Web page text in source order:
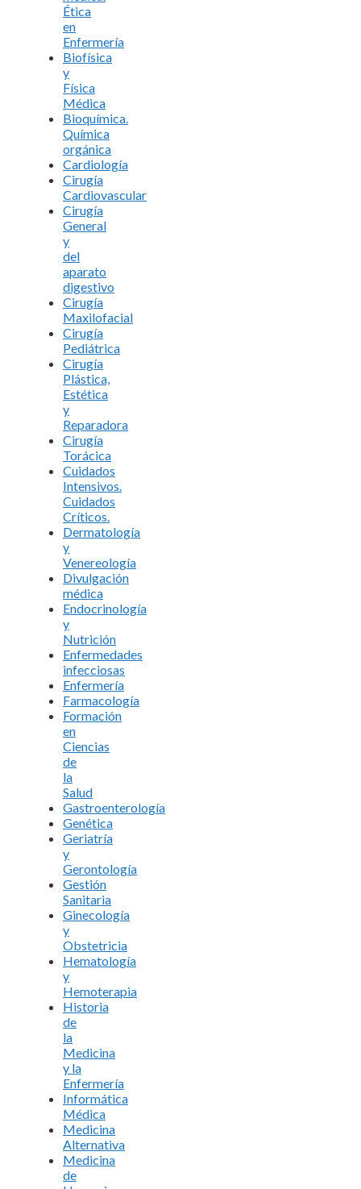
Ética
en
Enfermería
Biofísica
y
Física
Médica
Bioquímica.
Química
orgánica
Cardiología
Cirugía
Cardiovascular
Cirugía
General
y
del
aparato
digestivo
Cirugía
Maxilofacial
Cirugía
Pediátrica
Cirugía
Plástica,
Estética
y
Reparadora
Cirugía
Torácica
Cuidados
Intensivos.
Cuidados
Críticos.
Dermatología
y
Venereología
Divulgación
médica
Endocrinología
y
Nutrición
Enfermedades
infecciosas
Enfermería
Farmacología
Formación
en
Ciencias
de
la
Salud
Gastroenterología
Genética
Geriatría
y
Gerontología
Gestión
Sanitaria
Ginecología
y
Obstetricia
Hematología
y
Hemoterapia
Historia
de
la
Medicina
y la
Enfermería
Informática
Médica
Medicina
Alternativa
Medicina
de